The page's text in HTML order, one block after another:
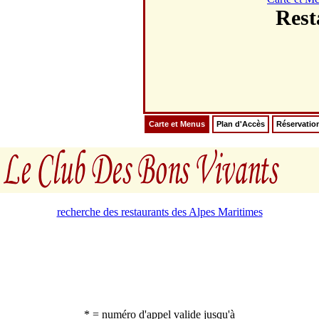
Carte et Menus Plan d'Accès
recherche des restaurants des Alpes Maritimes
* = numéro d'appel valide jusqu'à